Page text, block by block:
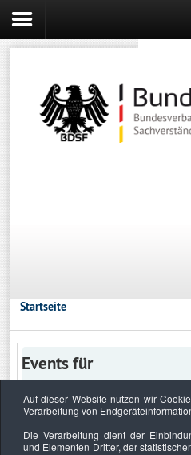
Startseite
Events für
Keine Termine
Auf dieser Website nutzen wir
Verarbeitung von
Die Verarbeitung dient der
und Elementen Dritter, der